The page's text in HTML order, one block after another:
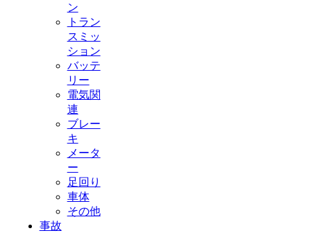
ン
トラン
スミッ
ション
バッテ
リー
電気関
連
ブレー
キ
メータ
ー
足回り
車体
その他
事故